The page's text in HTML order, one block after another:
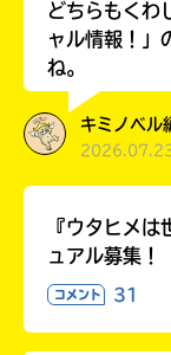
どちらもくわ
ャル情報！」
ね。
キミノベル
『ウタヒメ
ュアル募集！
コメント 31